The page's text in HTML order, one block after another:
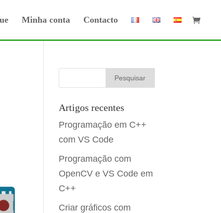
Minha conta Contacto
Artigos recentes
Programação em C++
com VS Code
Programação com
OpenCV e VS Code em
C++
Criar gráficos com